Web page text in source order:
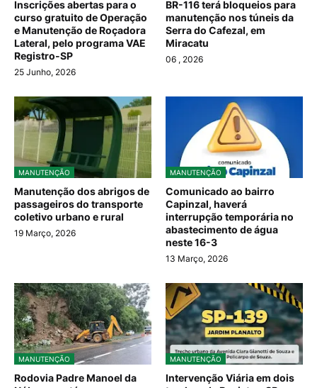
Inscrições abertas para o
curso gratuito de Operação
e Manutenção de Roçadora
Lateral, pelo programa VAE
Registro-SP
25 Junho, 2026
BR-116 terá bloqueios para
manutenção nos túneis da
Serra do Cafezal, em
Miracatu
06 , 2026
MANUTENÇÃO
Manutenção dos abrigos de
passageiros do transporte
coletivo urbano e rural
19 Março, 2026
MANUTENÇÃO
Comunicado ao bairro
Capinzal, haverá
interrupção temporária no
abastecimento de água
neste 16-3
13 Março, 2026
MANUTENÇÃO
Rodovia Padre Manoel da
MANUTENÇÃO
Intervenção Viária em dois